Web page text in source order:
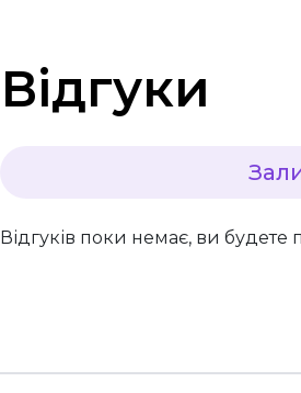
Відгуки
Відгуків поки немає, ви